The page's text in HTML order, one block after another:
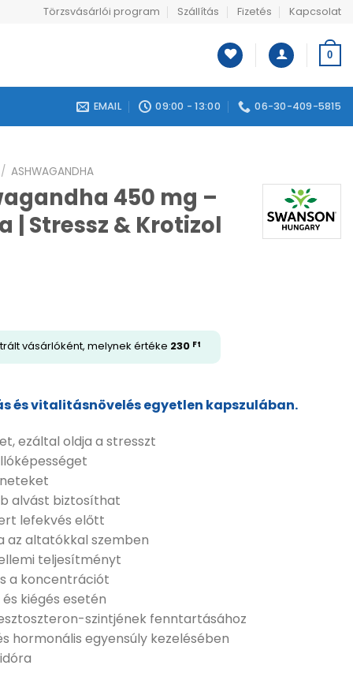
Törzsvásárlói program Szállítás Fizetés Kapcsolat
0
EMAIL 09:00 - 13:00 06-30-409-5815
/ ASHWAGANDHA
450 mg –
| Stressz & Krotizol
vásárlóként, melynek értéke 230 Ft
és vitalitásnövelés egyetlen kapszulában.
ezáltal oldja a stresszt
alvást biztosíthat
lefekvés előtt
az altatókkal szemben
teljesítményt
a koncentrációt
kiégés esetén
szintjének fenntartásához
hormonális egyensúly kezelésében